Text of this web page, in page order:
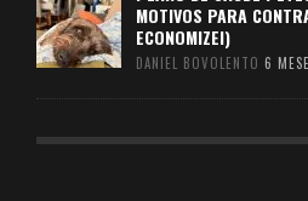
MOTIVOS PARA
ECONOMIZEI)
DANIEL BOVOLENTO 6